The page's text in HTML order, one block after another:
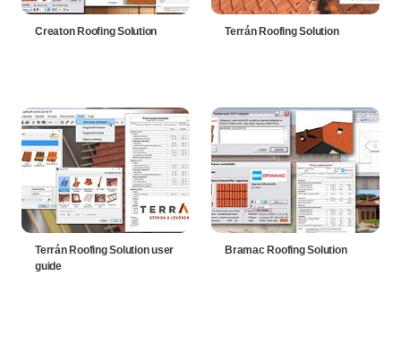
Creaton Roofing Solution Terrán Roofing Solution
Terrán Roofing Solution user
guide
Bramac Roofing Solution